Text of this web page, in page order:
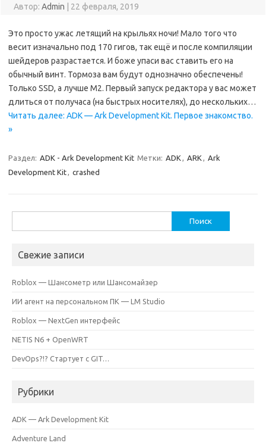
Автор: Admin 22 февраля, 2019
Это просто ужас летящий на крыльях ночи! Мало того что
весит изначально под 170 гигов, так ещё и после компиляции
шейдеров разрастается. И боже упаси вас ставить его на
обычный винт. Тормоза вам будут однозначно обеспечены!
Только SSD, а лучше M2. Первый запуск редактора у вас может
длиться от получаса (на быстрых носителях), до нескольких…
Читать далее: ADK — Ark Development Kit. Первое знакомство.
»
Раздел: ADK - Ark Development Kit Метки: ADK , ARK , Ark
Development Kit, crashed
Свежие записи
Roblox — Шансометр или Шансомайзер
ИИ агент на персональном ПК — LM Studio
Roblox — NextGen интерфейс
NETIS N6 + OpenWRT
DevOps?!? Стартует с GIT…
Рубрики
ADK — Ark Development Kit
Adventure Land